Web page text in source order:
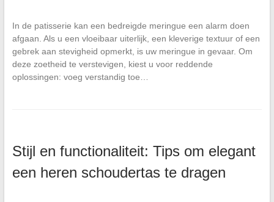
In de patisserie kan een bedreigde meringue een alarm doen
afgaan. Als u een vloeibaar uiterlijk, een kleverige textuur of een
gebrek aan stevigheid opmerkt, is uw meringue in gevaar. Om
deze zoetheid te verstevigen, kiest u voor reddende
oplossingen: voeg verstandig toe…
Stijl en functionaliteit: Tips om elegant
een heren schoudertas te dragen